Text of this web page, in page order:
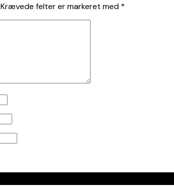
Krævede felter er markeret med *